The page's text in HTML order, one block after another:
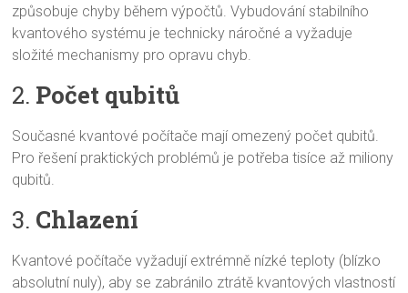
způsobuje chyby během výpočtů. Vybudování stabilního
kvantového systému je technicky náročné a vyžaduje
složité mechanismy pro opravu chyb.
2. Počet qubitů
Současné kvantové počítače mají omezený počet qubitů.
Pro řešení praktických problémů je potřeba tisíce až miliony
qubitů.
3. Chlazení
Kvantové počítače vyžadují extrémně nízké teploty (blízko
absolutní nuly), aby se zabránilo ztrátě kvantových vlastností